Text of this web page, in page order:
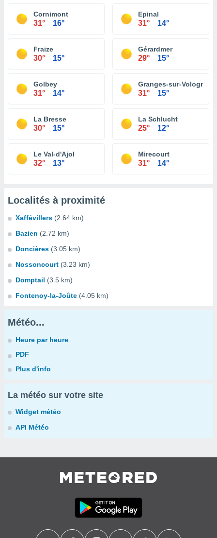
Cornimont
31° 16°
Epinal
31° 14°
Fraize
30° 15°
Gérardmer
29° 15°
Golbey
31° 14°
Granges-sur-Vologne
31° 15°
La Bresse
30° 15°
La Schlucht
25° 12°
Le Val-d'Ajol
32° 13°
Mirecourt
31° 14°
Localités à proximité
Xaffévillers (2.64 km)
Bazien (2.72 km)
Doncières (3.05 km)
Nossoncourt (3.23 km)
Domptail (3.5 km)
Fontenoy-la-Joûte (4.05 km)
Météo...
Heure par heure
PDF
Plus d'info
La météo sur votre site
Widget météo
API Météo